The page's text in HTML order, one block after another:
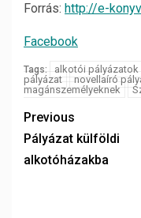
Forrás: http://e-
Facebook
Tags: alkotói pályázatok
pályázat
novellaíró
magánszemélyeknek
Previous
Pályázat külföldi
alkotóházakba